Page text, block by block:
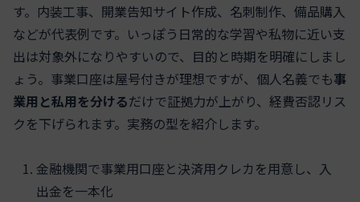
す。内装工事、開業告知サイト作成、名刺制作、備品購入
などが代表例です。いっぽう日常的な学習や私物に近い支
出は対象外になりやすいので、目的と時期を明確にしまし
ょう。事業口座は屋号付きが理想ですが、個人名義でも事
業用と私用を分けるだけで証拠力が上がり、経費否認リス
クを下げられます。実務の型を紹介します。
金融機関で事業用口座と決済用クレカを用意し、入
出金を一本化